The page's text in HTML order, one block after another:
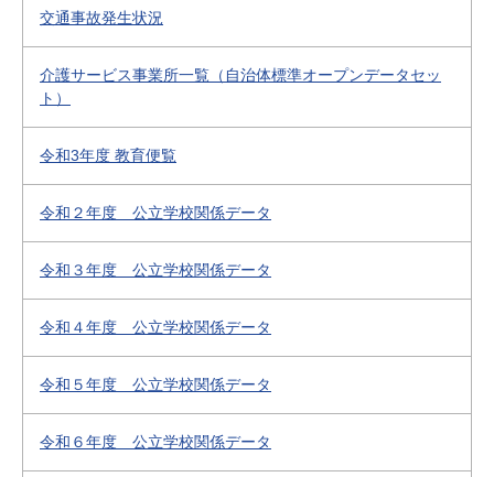
交通事故発生状況
介護サービス事業所一覧（自治体標準オープンデータセッ
ト）
令和3年度 教育便覧
令和２年度 公立学校関係データ
令和３年度 公立学校関係データ
令和４年度 公立学校関係データ
令和５年度 公立学校関係データ
令和６年度 公立学校関係データ